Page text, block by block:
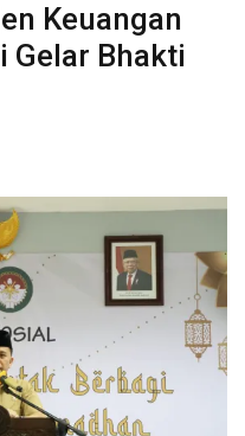
Keuangan
Gelar Bhakti